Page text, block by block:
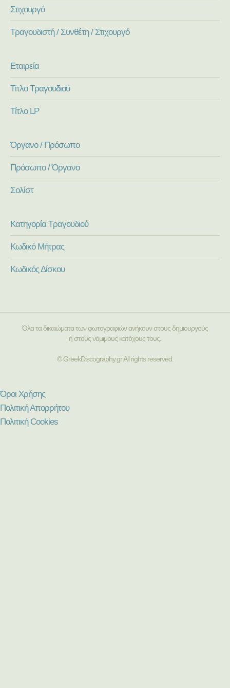
Στιχουργό
Τραγουδιστή / Συνθέτη / Στιχουργό
Εταιρεία
Τίτλο Τραγουδιού
Τίτλο LP
Όργανο / Πρόσωπο
Πρόσωπο / Όργανο
Σολίστ
Κατηγορία Τραγουδιού
Κωδικό Μήτρας
Κωδικός Δίσκου
Όλα τα δικαιώματα των φωτογραφιών ανήκουν στους δημιουργούς
ή στους νόμιμους κατόχους τους.
© GreekDiscography.gr All rights reserved.
Όροι Χρήσης
Πολιτική Απορρήτου
Πολιτική Cookies